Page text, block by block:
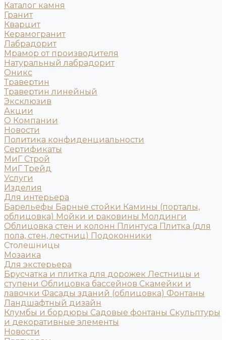
Каталог камня
Гранит
Кварцит
Керамогранит
Лабрадорит
Мрамор от производителя
Натуральный лабрадорит
Оникс
Травертин
Травертин линейный
Эксклюзив
Акции
О Компании
Новости
Политика конфиденциальности
Сертификаты
МиГ Строй
МиГ Трейд
Услуги
Изделия
Для интерьера
Барельефы Барные стойки Камины (порталы,
облицовка) Мойки и раковины Молдинги
Облицовка стен и колонн Плинтуса Плитка (для
пола, стен, лестниц) Подоконники
Столешницы
Мозаика
Для экстерьера
Брусчатка и плитка для дорожек Лестницы и
ступени Облицовка бассейнов Скамейки и
лавочки Фасады зданий (облицовка) Фонтаны
Ландшафтный дизайн
Клумбы и бордюры Садовые фонтаны Скульптуры
и декоративные элементы
Новости